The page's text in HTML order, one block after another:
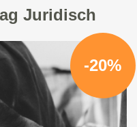
Juridisch
-20%